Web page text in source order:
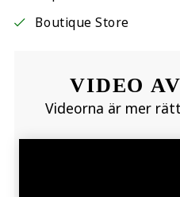
Boutique Store
VIDEO
Videorna är mer